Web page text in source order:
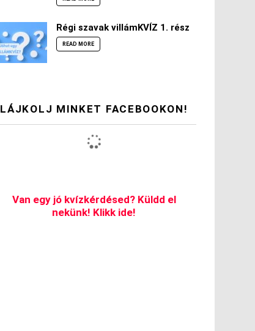
Régi szavak villámKVÍZ 1. rész
READ MORE
LÁJKOLJ MINKET FACEBOOKON!
Van egy jó kvízkérdésed? Küldd el
nekünk! Klikk ide!